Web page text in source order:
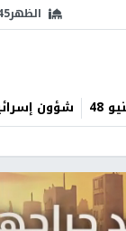
الظهر
48 شؤون